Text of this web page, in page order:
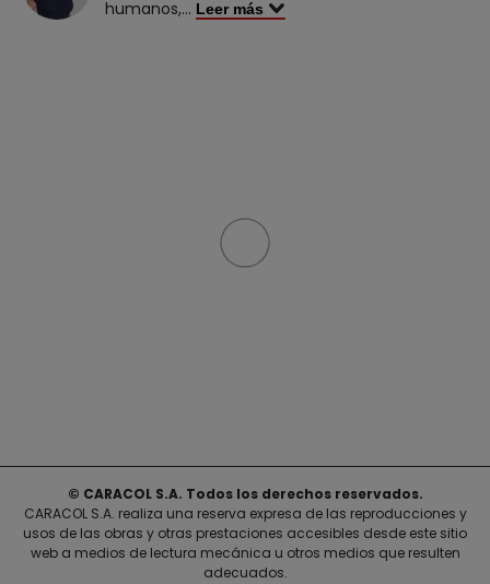
humanos,... Leer más
© CARACOL S.A. Todos los derechos reservados.
CARACOL S.A. realiza una reserva expresa de las reproducciones y
usos de las obras y otras prestaciones accesibles desde este sitio
web a medios de lectura mecánica u otros medios que resulten
adecuados.